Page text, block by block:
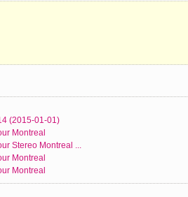
(2015-01-01)
Montreal
Stereo Montreal ...
Montreal
Montreal